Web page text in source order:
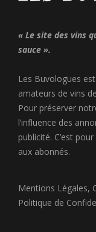
« Le site des vins
sauce ».
Les Buvologues
amateurs de vins
Pour préserver
l’influence des
publicité. C’est
aux abonnés.
Mentions Légales,
Politique de